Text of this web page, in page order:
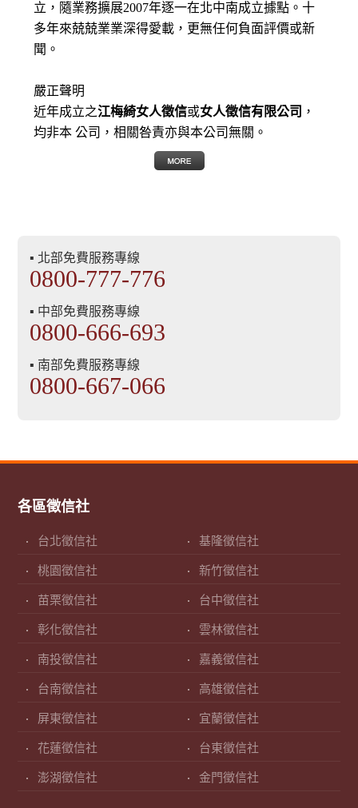
立，隨業務擴展2007年逐一在北中南成立據點。十
多年來兢兢業業深得愛載，更無任何負面評價或新
聞。
嚴正聲明
近年成立之江梅綺女人徵信或女人徵信有限公司 ，
均非本 公司，相關咎責亦與本公司無關。
▪ 北部免費服務專線
0800-777-776
▪ 中部免費服務專線
0800-666-693
▪ 南部免費服務專線
0800-667-066
各區徵信社
台北徵信社 基隆徵信社
桃園徵信社 新竹徵信社
苗栗徵信社 台中徵信社
彰化徵信社 雲林徵信社
南投徵信社 嘉義徵信社
台南徵信社 高雄徵信社
屏東徵信社 宜蘭徵信社
花蓮徵信社 台東徵信社
澎湖徵信社 金門徵信社